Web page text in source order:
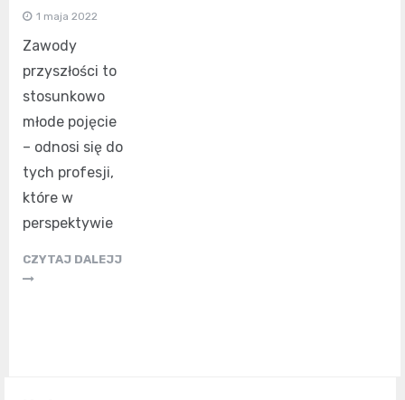
1 maja 2022
Zawody
przyszłości to
stosunkowo
młode pojęcie
– odnosi się do
tych profesji,
które w
perspektywie
CZYTAJ DALEJJ